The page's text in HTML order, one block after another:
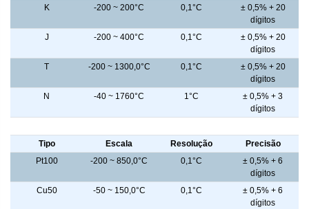
K
-200 ~ 200°C 0,1°C
± 0,5% + 20
dígitos
J
-200 ~ 400°C 0,1°C
± 0,5% + 20
dígitos
T
-200 ~ 1300,0°C 0,1°C
± 0,5% + 20
dígitos
N
-40 ~ 1760°C 1°C
± 0,5% + 3
dígitos
Tipo
Escala Resolução
Precisão
Pt100
-200 ~ 850,0°C 0,1°C
± 0,5% + 6
dígitos
Cu50
-50 ~ 150,0°C 0,1°C
± 0,5% + 6
dígitos